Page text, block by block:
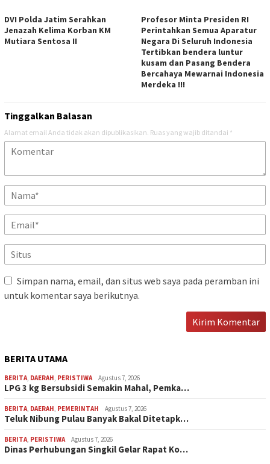
DVI Polda Jatim Serahkan
Jenazah Kelima Korban KM
Mutiara Sentosa II
Profesor Minta Presiden RI
Perintahkan Semua Aparatur
Negara Di Seluruh Indonesia
Tertibkan bendera luntur
kusam dan Pasang Bendera
Bercahaya Mewarnai Indonesia
Merdeka !!!
Tinggalkan Balasan
Alamat email Anda tidak akan dipublikasikan. Ruas yang wajib ditandai *
Simpan nama, email, dan situs web saya pada peramban ini
untuk komentar saya berikutnya.
BERITA UTAMA
BERITA, DAERAH, PERISTIWA Agustus 7, 2026
LPG 3 kg Bersubsidi Semakin Mahal, Pemka…
BERITA, DAERAH, PEMERINTAH Agustus 7, 2026
Teluk Nibung Pulau Banyak Bakal Ditetapk…
BERITA, PERISTIWA Agustus 7, 2026
Dinas Perhubungan Singkil Gelar Rapat Ko…